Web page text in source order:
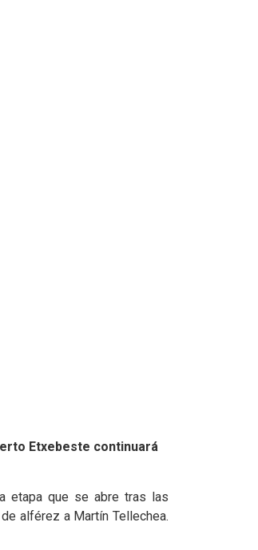
Etxebeste continuará
etapa que se abre tras las
alférez a Martín Tellechea.